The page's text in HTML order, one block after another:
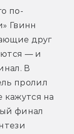
по-
Гвинн
друг
— и
В
пролил
на
финал